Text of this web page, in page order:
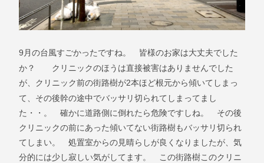
9 月の台風すごかったですね。 皆様のお家は大丈夫でした
か？ クリニックのほうは直接被害はありませんでした
が、クリニック前の街路樹が2本ほど根元から傾いてしまっ
て、その後幹の途中でバッサリ切られてしまってまし
た・・。 確かに道路側に倒れたら危険ですしね。 その後
クリニックの前にあった傾いてない街路樹もバッサリ切られ
てしまい。 処置室からの見晴らしが良くなりましたが、気
分的には少し寂しい気がしてます。 この街路樹このクリニ